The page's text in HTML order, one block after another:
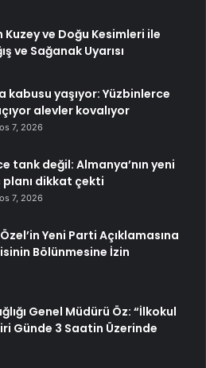
ve Doğu Kesimleri ile
ve Sağanak Uyarısı
kabusu yaşıyor: Yüzbinlerce
alevler kovalıyor
7, 2026
tank değil: Almanya’nın yeni
planı dikkat çekti
7, 2026
Yeni Parti Açıklamasına
Bölünmesine İzin
Genel Müdürü Öz: “İlkokul
Günde 3 Saatin Üzerinde